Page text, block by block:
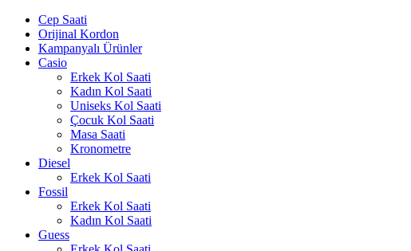
Cep Saati
Orijinal Kordon
Kampanyalı Ürünler
Casio
Erkek Kol Saati
Kadın Kol Saati
Uniseks Kol Saati
Çocuk Kol Saati
Masa Saati
Kronometre
Diesel
Erkek Kol Saati
Fossil
Erkek Kol Saati
Kadın Kol Saati
Guess